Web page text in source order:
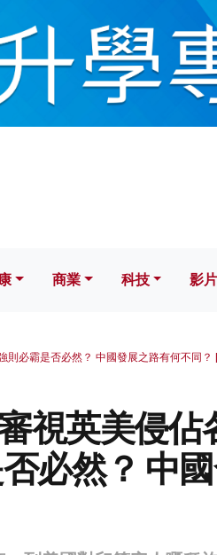
科技
商業 科技 影片
則必霸是否必然？ 中國發展之路有何不同？
視英美侵佔
必然？ 中